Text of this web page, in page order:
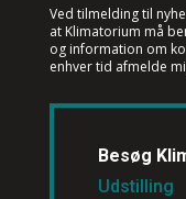
Ved tilmelding til
at Klimatorium må
og information om
enhver tid afmelde
Besøg
Udstilling